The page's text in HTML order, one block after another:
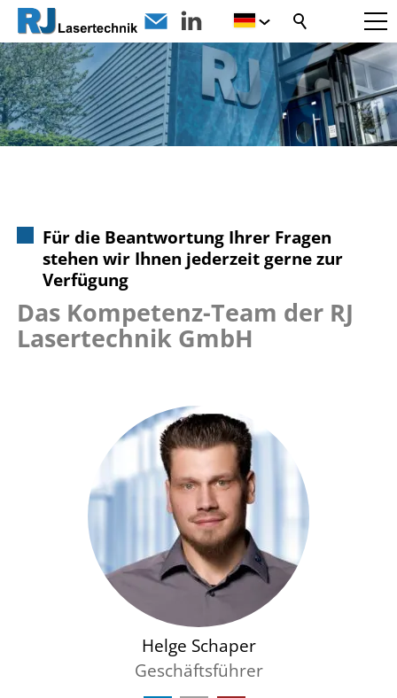
Für die Beantwortung Ihrer Fragen
stehen wir Ihnen jederzeit gerne zur
Verfügung
Das Kompetenz-Team der RJ
Lasertechnik GmbH
Helge Schaper
Geschäftsführer